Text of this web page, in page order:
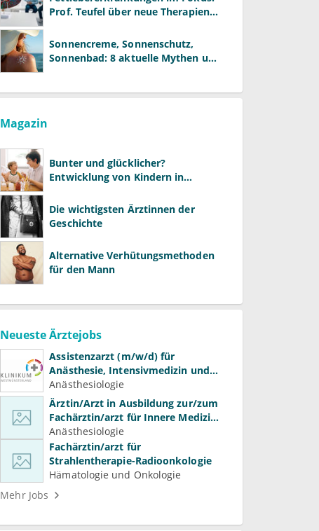
Prof. Teufel über neue Therapien
Sonnencreme, Sonnenschutz,
Sonnenbad: 8 aktuelle Mythen und
Magazin
Bunter und glücklicher?
Entwicklung von Kindern in
Die wichtigsten Ärztinnen der
Geschichte
Alternative Verhütungsmethoden
für den Mann
Neueste Ärztejobs
Assistenzarzt (m/w/d) für
Anästhesie, Intensivmedizin und
Schmerztherapie
Anästhesiologie
Ärztin/Arzt in Ausbildung zur/zum
Fachärztin/arzt für Innere Medizin
(Kardiologie, Nephrologie,
Intensivmedizin)
Anästhesiologie
Fachärztin/arzt für
Strahlentherapie-Radioonkologie
Hämatologie und Onkologie
Mehr Jobs